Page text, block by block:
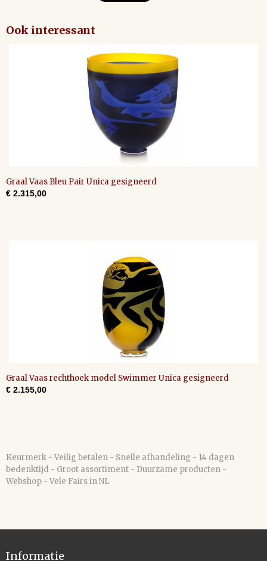
Ook interessant
Graal Vaas Bleu Pair Unica gesigneerd
€ 2.315,00
Graal Vaas rechthoek model Swimmer Unica gesigneerd
€ 2.155,00
Keurmerk - Veilig betalen - Snelle afhandeling - 14 dagen
bedenktijd - Groot assortiment - Duurzame producten -
Webshop - Vele Fairs in NL
Informatie